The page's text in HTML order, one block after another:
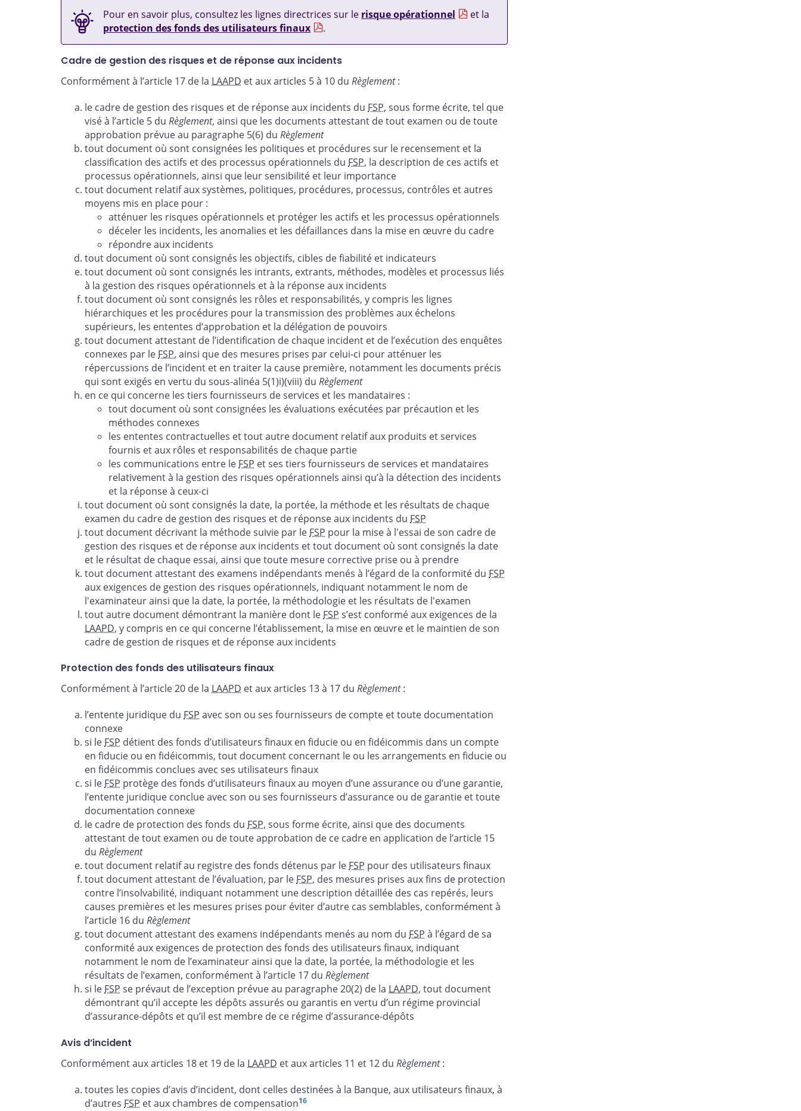
Pour en savoir plus, consultez les lignes directrices sur le risque opérationnel
et la
protection des fonds des utilisateurs finaux
.
Cadre de gestion des risques et de réponse aux incidents
Conformément à l’article 17 de la LAAPD et aux articles 5 à 10 du Règlement:
le cadre de gestion des risques et de réponse aux incidents du FSP, sous forme écrite, tel que
visé à l’article 5 du Règlement, ainsi que les documents attestant de tout examen ou de toute
approbation prévue au paragraphe 5(6) du Règlement
tout document où sont consignées les politiques et procédures sur le recensement et la
classification des actifs et des processus opérationnels du FSP, la description de ces actifs et
processus opérationnels, ainsi que leur sensibilité et leur importance
tout document relatif aux systèmes, politiques, procédures, processus, contrôles et autres
moyens mis en place pour :
atténuer les risques opérationnels et protéger les actifs et les processus opérationnels
déceler les incidents, les anomalies et les défaillances dans la mise en œuvre du cadre
répondre aux incidents
tout document où sont consignés les objectifs, cibles de fiabilité et indicateurs
tout document où sont consignés les intrants, extrants, méthodes, modèles et processus liés
à la gestion des risques opérationnels et à la réponse aux incidents
tout document où sont consignés les rôles et responsabilités, y compris les lignes
hiérarchiques et les procédures pour la transmission des problèmes aux échelons
supérieurs, les ententes d’approbation et la délégation de pouvoirs
tout document attestant de l’identification de chaque incident et de l’exécution des enquêtes
connexes par le FSP, ainsi que des mesures prises par celui-ci pour atténuer les
répercussions de l’incident et en traiter la cause première, notamment les documents précis
qui sont exigés en vertu du sous-alinéa 5(1)i)(viii) du Règlement
en ce qui concerne les tiers fournisseurs de services et les mandataires :
tout document où sont consignées les évaluations exécutées par précaution et les
méthodes connexes
les ententes contractuelles et tout autre document relatif aux produits et services
fournis et aux rôles et responsabilités de chaque partie
les communications entre le FSP et ses tiers fournisseurs de services et mandataires
relativement à la gestion des risques opérationnels ainsi qu’à la détection des incidents
et la réponse à ceux-ci
tout document où sont consignés la date, la portée, la méthode et les résultats de chaque
examen du cadre de gestion des risques et de réponse aux incidents du FSP
tout document décrivant la méthode suivie par le FSP pour la mise à l'essai de son cadre de
gestion des risques et de réponse aux incidents et tout document où sont consignés la date
et le résultat de chaque essai, ainsi que toute mesure corrective prise ou à prendre
tout document attestant des examens indépendants menés à l’égard de la conformité du FSP
aux exigences de gestion des risques opérationnels, indiquant notamment le nom de
l'examinateur ainsi que la date, la portée, la méthodologie et les résultats de l'examen
tout autre document démontrant la manière dont le FSP s’est conformé aux exigences de la
LAAPD, y compris en ce qui concerne l’établissement, la mise en œuvre et le maintien de son
cadre de gestion de risques et de réponse aux incidents
Protection des fonds des utilisateurs finaux
Conformément à l’article 20 de la LAAPD et aux articles 13 à 17 du Règlement:
l’entente juridique du FSP avec son ou ses fournisseurs de compte et toute documentation
connexe
si le FSP détient des fonds d’utilisateurs finaux en fiducie ou en fidéicommis dans un compte
en fiducie ou en fidéicommis, tout document concernant le ou les arrangements en fiducie ou
en fidéicommis conclues avec ses utilisateurs finaux
si le FSP protège des fonds d’utilisateurs finaux au moyen d’une assurance ou d’une garantie,
l’entente juridique conclue avec son ou ses fournisseurs d’assurance ou de garantie et toute
documentation connexe
le cadre de protection des fonds du FSP, sous forme écrite, ainsi que des documents
attestant de tout examen ou de toute approbation de ce cadre en application de l’article 15
du Règlement
tout document relatif au registre des fonds détenus par le FSP pour des utilisateurs finaux
tout document attestant de l’évaluation, par le FSP, des mesures prises aux fins de protection
contre l’insolvabilité, indiquant notamment une description détaillée des cas repérés, leurs
causes premières et les mesures prises pour éviter d’autre cas semblables, conformément à
l’article 16 du Règlement
tout document attestant des examens indépendants menés au nom du FSP à l’égard de sa
conformité aux exigences de protection des fonds des utilisateurs finaux, indiquant
notamment le nom de l’examinateur ainsi que la date, la portée, la méthodologie et les
résultats de l’examen, conformément à l’article 17 du Règlement
si le FSP se prévaut de l’exception prévue au paragraphe 20(2) de la LAAPD, tout document
démontrant qu’il accepte les dépôts assurés ou garantis en vertu d’un régime provincial
d’assurance-dépôts et qu’il est membre de ce régime d’assurance-dépôts
Avis d’incident
Conformément aux articles 18 et 19 de la LAAPD et aux articles 11 et 12 du Règlement:
toutes les copies d’avis d’incident, dont celles destinées à la Banque, aux utilisateurs finaux, à
d’autres FSP et aux chambres de compensation16